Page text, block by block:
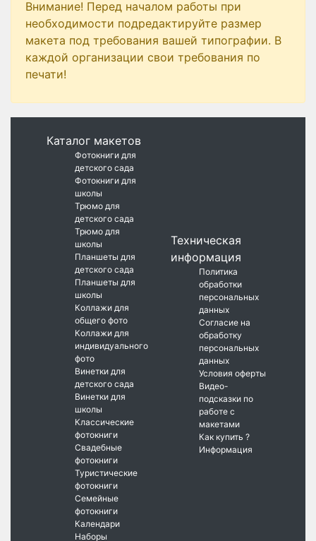
Внимание! Перед началом работы при
необходимости подредактируйте размер
макета под требования вашей типографии. В
каждой организации свои требования по
печати!
Каталог макетов
Фотокниги для
детского сада
Фотокниги для
школы
Трюмо для
детского сада
Трюмо для
школы
Планшеты для
детского сада
Планшеты для
школы
Коллажи для
общего фото
Коллажи для
индивидуального
фото
Винетки для
детского сада
Винетки для
школы
Классические
фотокниги
Свадебные
фотокниги
Туристические
фотокниги
Семейные
фотокниги
Календари
Наборы
Техническая
информация
Политика
обработки
персональных
данных
Согласие на
обработку
персональных
данных
Условия оферты
Видео-
подсказки по
работе с
макетами
Как купить ?
Информация